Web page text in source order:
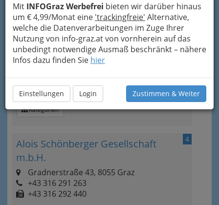
Mit INFOGraz Werbefrei bieten wir darüber hinaus
um € 4,99/Monat eine 'trackingfreie' Alternative,
welche die Datenverarbeitungen im Zuge Ihrer
Nutzung von info-graz.at von vornherein auf das
unbedingt notwendige Ausmaß beschränkt – nähere
Infos dazu finden Sie hier
Einstellungen Login Zustimmen & Weiter
3
Saubermacher Dienstleistungs-
Aktiengesellschaft
Puchstraße 41, 8020 Graz
+43 05 9800
+43 05 9800-1099
E-Mail
Karte & Routenplaner
Eintrag ändern
Kategorien
4
Alois Schönberger Gesellschaft
m.b.H.
Gradnerstraße 43, 8055 Graz
+43 316 291 263
+43 316 292 440